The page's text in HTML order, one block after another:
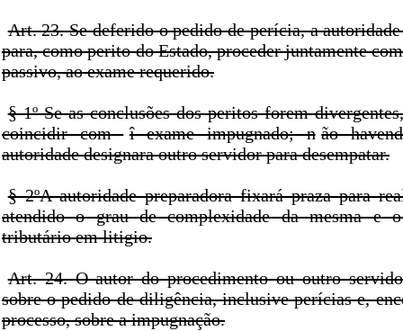
Art. 23. Se deferido o pedido de perícia, a
para, como perito do Estado, proceder juntamente
passivo, ao exame requerido.
§ 1º Se as conclusões dos peritos forem
coincidir com î exame impugnado; n ão
autoridade designara outro servidor para desempatar.
§ 2ºA autoridade preparadora fixará praza para
atendido o grau de complexidade da mesma e
tributário em litigio.
Art. 24. O autor do procedimento ou outro
sobre o pedido de diligência, inclusive perícias e,
processo, sobre a impugnação.